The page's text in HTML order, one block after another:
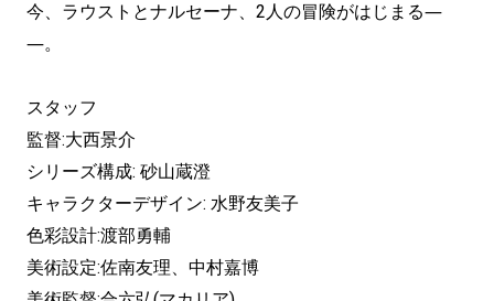
今、ラウストとナルセーナ、2人の冒険がはじまる―
―。
スタッフ
監督:大西景介
シリーズ構成: 砂山蔵澄
キャラクターデザイン: 水野友美子
色彩設計:渡部勇輔
美術設定:佐南友理、中村嘉博